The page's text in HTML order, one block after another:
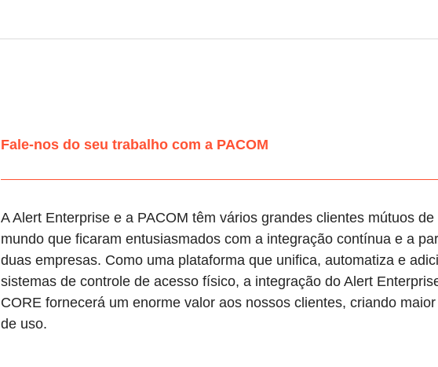
Fale-nos do seu trabalho com a PACOM
A Alert Enterprise e a PACOM têm vários grandes clientes mútuos
mundo que ficaram entusiasmados com a integração contínua e a
duas empresas. Como uma plataforma que unifica, automatiza e
sistemas de controle de acesso físico, a integração do Alert
CORE fornecerá um enorme valor aos nossos clientes, criando
de uso.